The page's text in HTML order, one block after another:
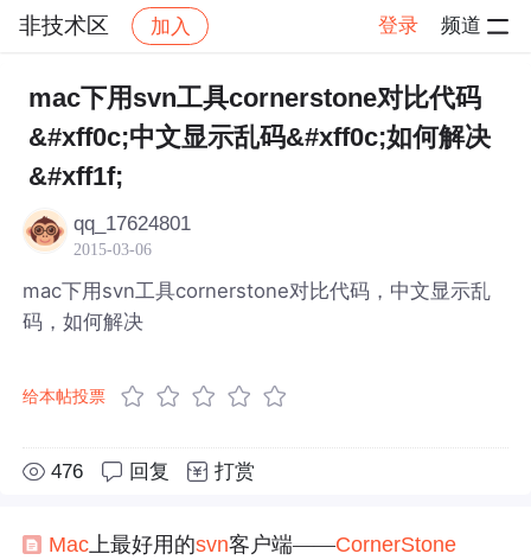
非技术区 加入 登录 频道
非技术区 帖子详情
mac下用svn工具cornerstone对比代码
&#xff0c;中文显示乱码&#xff0c;如何解决
&#xff1f;
qq_17624801
2015-03-06
mac下用svn工具cornerstone对比代码，中文显示乱
码，如何解决
给本帖投票
476 回复 打赏
Mac 上最好用的svn客户端——CornerStone